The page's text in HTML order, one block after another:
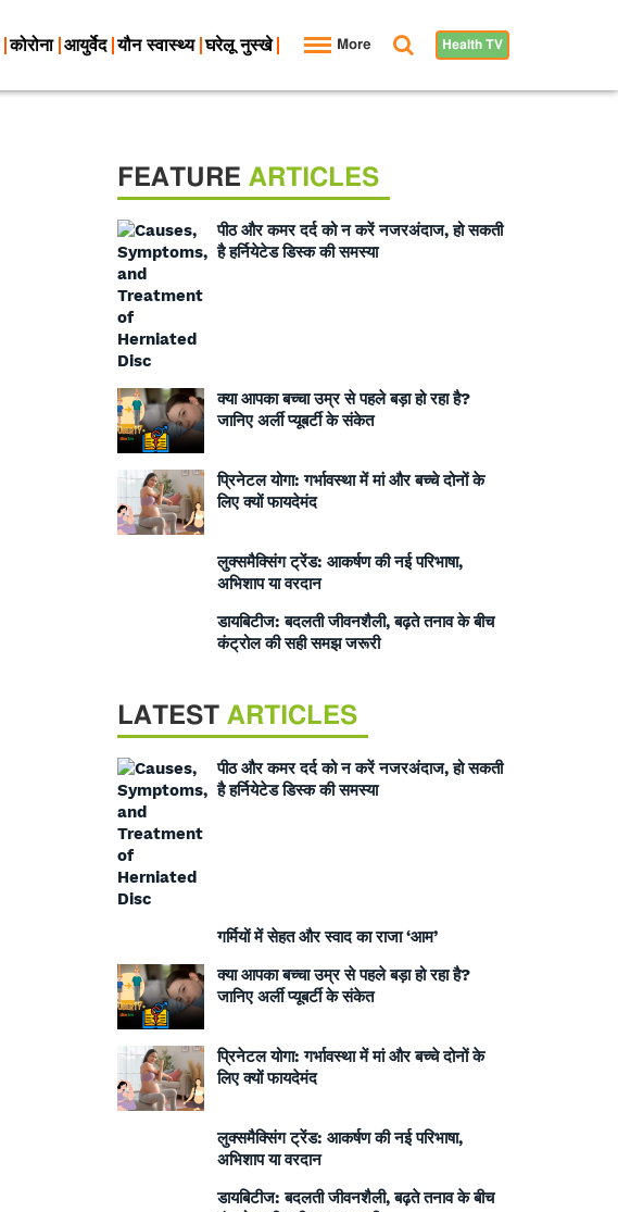
कोरोना आयुर्वेद यौन स्वास्थ्य घरेलू नुस्खे More Health TV
FEATURE ARTICLES
पीठ और कमर दर्द को न करें नजरअंदाज, हो सकती
है हर्नियेटेड डिस्क की समस्या
क्या आपका बच्चा उम्र से पहले बड़ा हो रहा है?
जानिए अर्ली प्यूबर्टी के संकेत
प्रिनेटल योगा: गर्भावस्था में मां और बच्चे दोनों के
लिए क्यों फायदेमंद
लुक्समैक्सिंग ट्रेंड: आकर्षण की नई परिभाषा,
अभिशाप या वरदान
डायबिटीज: बदलती जीवनशैली, बढ़ते तनाव के बीच
कंट्रोल की सही समझ जरूरी
LATEST ARTICLES
पीठ और कमर दर्द को न करें नजरअंदाज, हो सकती
है हर्नियेटेड डिस्क की समस्या
गर्मियों में सेहत और स्वाद का राजा ‘आम’
क्या आपका बच्चा उम्र से पहले बड़ा हो रहा है?
जानिए अर्ली प्यूबर्टी के संकेत
प्रिनेटल योगा: गर्भावस्था में मां और बच्चे दोनों के
लिए क्यों फायदेमंद
लुक्समैक्सिंग ट्रेंड: आकर्षण की नई परिभाषा,
अभिशाप या वरदान
डायबिटीज: बदलती जीवनशैली, बढ़ते तनाव के बीच